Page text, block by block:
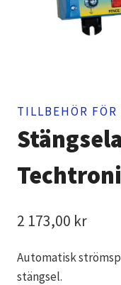
TILLBEHÖR FÖR
2 173,00 kr
Automatisk
stängsel.